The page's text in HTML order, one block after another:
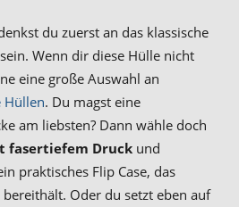
du zuerst an das klassische
Wenn dir diese Hülle nicht
eine große Auswahl an
Hüllen. Du magst eine
am liebsten? Dann wähle doch
fasertiefem Druck und
praktisches Flip Case, das
Oder du setzt eben auf